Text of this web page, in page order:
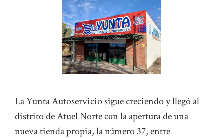
La Yunta Autoservicio sigue creciendo y llegó al
distrito de Atuel Norte con la apertura de una
nueva tienda propia, la número 37, entre